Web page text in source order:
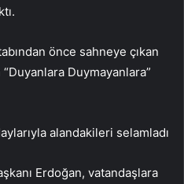
önce sahneye çıkan
Duymayanlara”
alandakileri selamladı
Erdoğan, vatandaşlara